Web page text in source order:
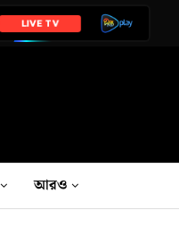
LIVE TV
আরও